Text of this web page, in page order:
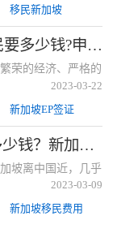
移民新加坡
2023新加坡自雇移民要多少钱?申请者应该准备哪些材料?2023新加坡自雇移民要多少钱?申请者应该准备哪些材料?
荣的经济、严格的
2023-03-22
新加坡EP签证
新加坡投资移民要多少钱？新加坡移民费用清单新加坡投资移民要多少钱？新加坡移民费用清单
坡离中国近，几乎
2023-03-09
新加坡移民费用